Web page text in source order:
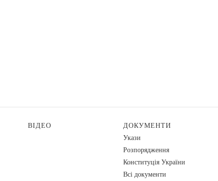
ВІДЕО
ДОКУМЕНТИ
Укази
Розпорядження
Конституція України
Всі документи